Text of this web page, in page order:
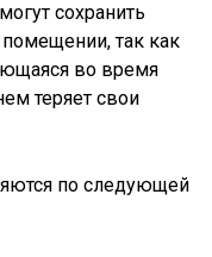
сохранить
так как
во время
теряет свои
по следующей